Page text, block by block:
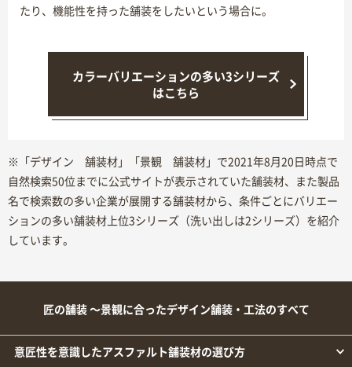
たり、機能性を持った舗装をしたいという場合に。
カラーバリエーションの多い3シリーズ
はこちら
※「デザイン 舗装材」「景観 舗装材」で2021年8月20日時点で
自然検索50位までに公式サイトが表示されていた舗装材、また製品
名で検索数の多い企業が展開する舗装材から、条件ごとにバリエー
ションの多い舗装材上位3シリーズ（洗い出しは2シリーズ）を紹介
しています。
匠の舗装 ～景観に合ったデザイン舗装・工法のすべて
意匠性を意識したアスファルト舗装材の選び方